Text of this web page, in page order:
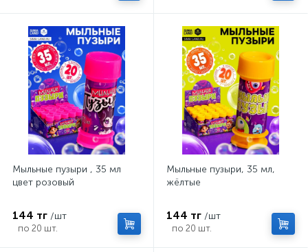
Мыльные пузыри , 35 мл
цвет розовый
144 тг /шт
по 20 шт.
Мыльные пузыри, 35 мл,
жёлтые
144 тг /шт
по 20 шт.